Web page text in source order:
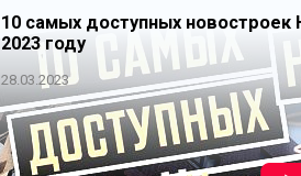
10 самых доступных
2023 году
28.03.2023